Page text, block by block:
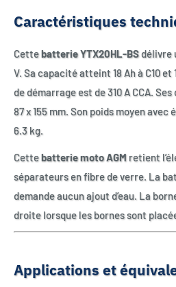
Caractéristiques
Cettebatterie YTX20HL-BSdélivre
V. Sa capacité atteint 18 Ah à C10 et
de démarrage est de 310 A CCA.
87 x 155 mm. Son poids moyen
6.3 kg.
Cettebatterie moto AGM retient
séparateurs en fibre de verre. La
demande aucun ajout d’eau. La
droite lorsque les bornes sont
Applications et